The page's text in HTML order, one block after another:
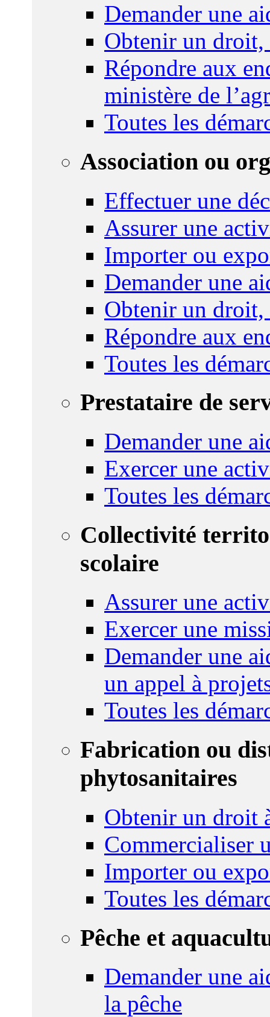
Demander une
Obtenir un droit,
Répondre aux
ministère de
Toutes les
Association ou
Effectuer une
Assurer une
Importer ou
Demander une
Obtenir un droit,
Répondre aux
Toutes les
Prestataire de
Demander une
Exercer une
Toutes les
Collectivité
scolaire
Assurer une
Exercer une
Demander une
un appel à
Toutes les
Fabrication ou
phytosanitaires
Obtenir un droit
Commercialiser
Importer ou
Toutes les
Pêche et
Demander une
la pêche